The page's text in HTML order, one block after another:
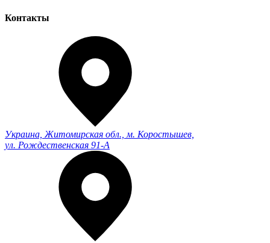
Контакты
Украина, Житомирская обл., м. Коростышев,
ул. Рождественская 91-А